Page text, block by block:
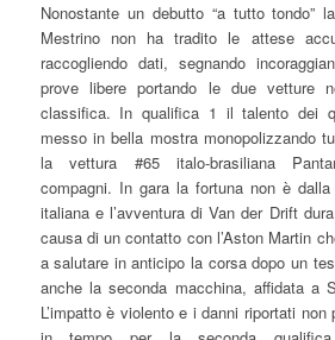
Nonostante un debutto “a tutto tondo”
Mestrino non ha tradito le attese
raccogliendo dati, segnando
prove libere portando le due vetture
classifica. In qualifica 1 il talento dei
messo in bella mostra monopolizzando
la vettura #65 italo-brasiliana
compagni. In gara la fortuna non è
italiana e l’avventura di Van der Drift
causa di un contatto con l’Aston Martin
a salutare in anticipo la corsa dopo un
anche la seconda macchina, affidata a
L’impatto è violento e i danni riportati